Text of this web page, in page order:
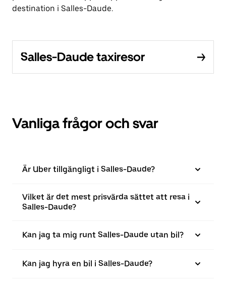
destination i Salles-Daude.
Salles-Daude taxiresor
Vanliga frågor och svar
Är Uber tillgängligt i Salles-Daude?
Vilket är det mest prisvärda sättet att resa i
Salles-Daude?
Kan jag ta mig runt Salles-Daude utan bil?
Kan jag hyra en bil i Salles-Daude?